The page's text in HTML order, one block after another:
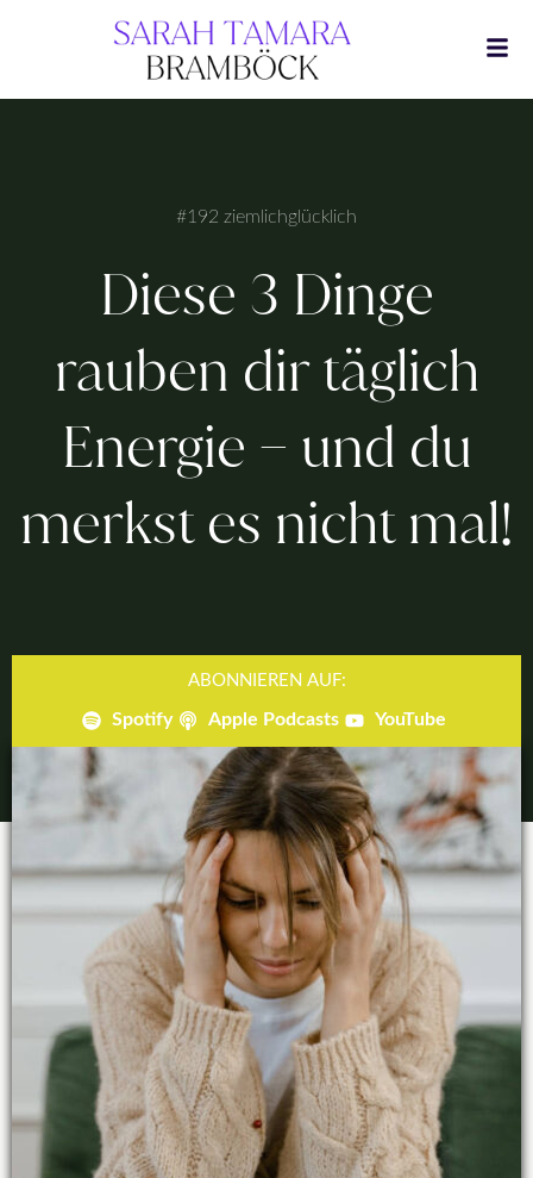
#192 ziemlichglücklich
Diese 3 Dinge
rauben dir täglich
Energie – und du
merkst es nicht mal!
ABONNIEREN AUF:
Spotify Apple Podcasts YouTube